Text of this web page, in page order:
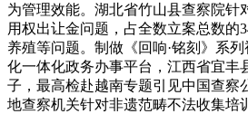
为管理效能。湖北省竹山县查察院针
用权出让金问题，占全数立案总数的
养殖等问题。制做《回响·铭刻》系
化一体化政务办事平台，江西省宜丰
子，最高检赴越南专题引见中国查察
地查察机关针对非遗范畴不法收集培